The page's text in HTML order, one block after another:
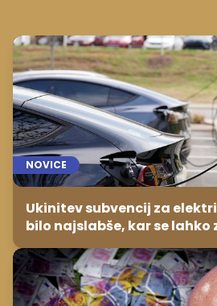
NOVICE
Ukinitev subvencij za
bilo najslabše, kar se lahko